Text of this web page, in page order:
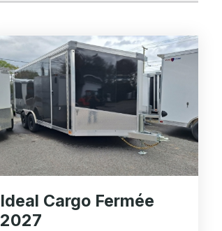
Ideal Cargo Fermée
2027